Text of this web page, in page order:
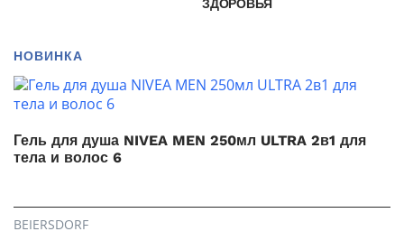
ЗДОРОВЬЯ
НОВИНКА
Гель для душа NIVEA MEN 250мл ULTRA 2в1 для
тела и волос 6
BEIERSDORF